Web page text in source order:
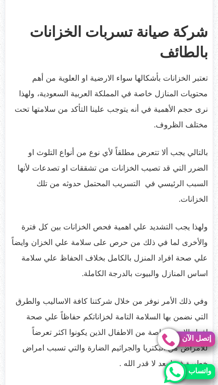
شركة صيانة تسربات الخزانات
بالطائف
تعتبر الخزانات بأشكالها سواء الارضية او العلوية من أهم
محتويات المنازل خاصة في المملكة العربية السعودية، ولهذا
نرى حجم الأهمية في أنه يتوجب علينا التأكد من سلامتها تحت
مختلف الظروف.
بالتالي يجب ألا تتعرض مطلقاً لأي نوع من أنواع التلوث او
الضرر التي قد تصيب الخزانات من تشققات او تصدعات لأنها
السبب الرئيسي في التسريب المحتمل حدوثه من تلك
الخزانات.
ولهذا يجب التشديد علي اهمية فحص الخزانات بين كل فترة
والأخرى لما في ذلك من حرص على سلامة علي الخزان وايضاً
علي صحة افراد المنزل بالكامل بخلاف الحفاظ علي سلامة
اساس المنازل والبيوت بالدرجة الكاملة.
وفي ذلك الأمر نوفر من خلال شركتنا كافة الاساليب والطرق
التي نضمن بها السلامة التامة لخزاناتكم حفاظاً علي صحة
افراد الاسرة خاصة من الاطفال الذين يكونوا اكثر تعرضاً
للأمراض من البكتريا والجراثيم الضارة والتي تسبب امراض
خطيرة فيما بعد لا قدر الله .
واتساب
إتصل الآن
إتصل الآن
واتساب